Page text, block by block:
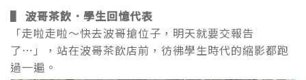
▌ 波哥茶飲． 學生回憶代表
「走啦走啦～快去波哥搶位子，明天就要交報告
了…」，站在波哥茶飲店前，彷彿學生時代的縮影都跑
過一遍。